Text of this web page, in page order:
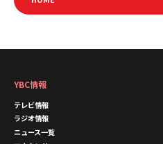
YBC情報
テレビ情報
ラジオ情報
ニュース一覧